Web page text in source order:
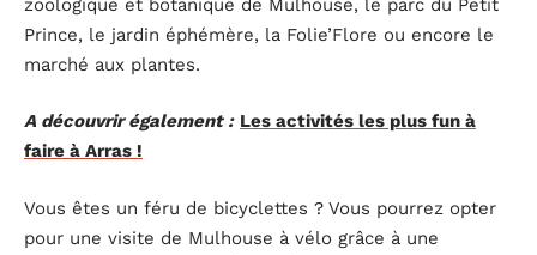
Prince, le jardin éphémère, la Folie’Flore ou encore le
marché aux plantes.
A découvrir également : Les activités les plus fun à
faire à Arras !
Vous êtes un féru de bicyclettes ? Vous pourrez opter
pour une visite de Mulhouse à vélo grâce à une